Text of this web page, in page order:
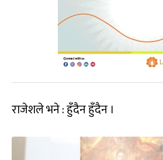
राजेशले भने : हुँदैन हुँदैन ।